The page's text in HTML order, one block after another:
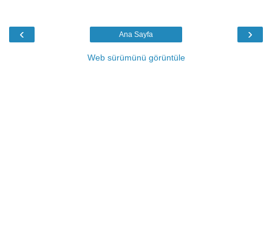
‹ ›
Ana Sayfa
Web sürümünü görüntüle